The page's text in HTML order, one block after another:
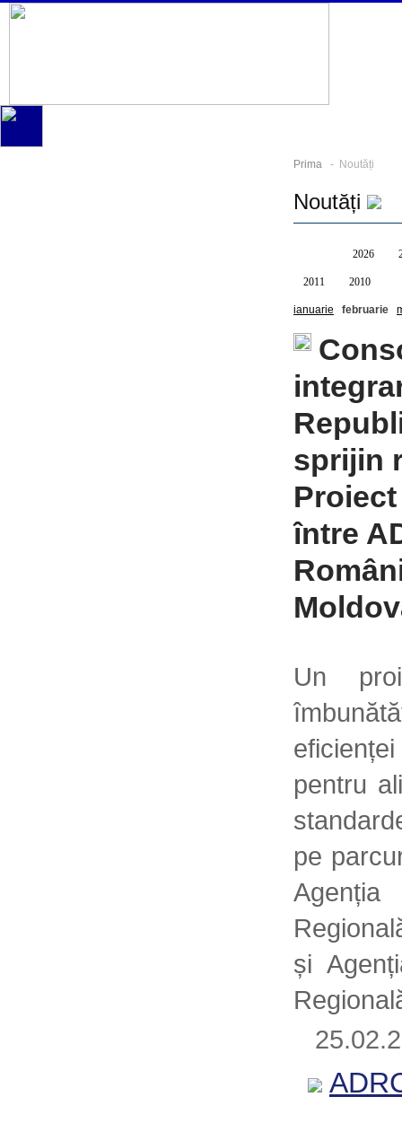
Prima - Noutăți
Noutăți
2026
2011 2010
ianuarie februarie
sprijin
între
Un
pentru
pe
și